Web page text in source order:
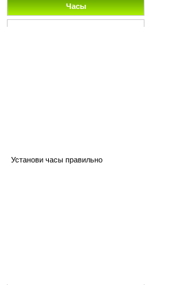
Часы
Установи часы правильно